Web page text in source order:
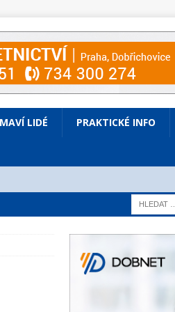
LIDÉ PRAKTICKÉ INFO